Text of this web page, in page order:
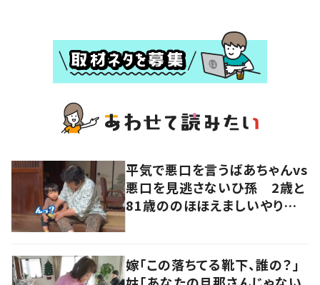
平気で悪口を言うばあちゃんvs
悪口を見逃さないひ孫 2歳と
81歳ののほほえましいやり取り
嫁「この落ちてる靴下、誰の？」